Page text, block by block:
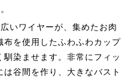
いワイヤーが、集めたお肉
布を使用したふわふわカップ
染ませます。非常にフィッ
は谷間を作り、大きなバスト